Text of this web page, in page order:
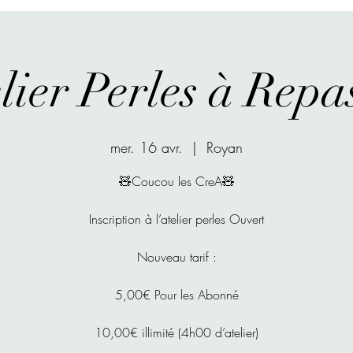
Perles à
mer. 16 avr.
  |
Royan
🧸Coucou les CreA🧸
Inscription à l’atelier perles Ouvert
Nouveau tarif :
5,00€ Pour les Abonné
10,00€ illimité (4h00 d’atelier)